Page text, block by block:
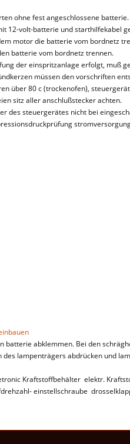
ohne fest angeschlossene batterie.
12-volt-batterie und starthilfekabel
motor die batterie vom bordnetz
batterie vom bordnetz trennen.
der einspritzanlage erfolgt, muß
müssen den vorschriften
über 80 c (trockenofen),
sitz aller anschlußstecker achten.
des steuergerätes nicht bei
batterie abklemmen. Bei den
lampenträgers abdrücken und
Kraftstoffbehälter elektr.
einstellschraube